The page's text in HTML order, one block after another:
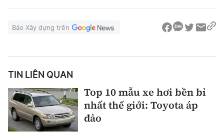
Báo Xây dựng trên
TIN LIÊN QUAN
Top 10 mẫu xe hơi bền bỉ
nhất thế giới: Toyota áp
đảo